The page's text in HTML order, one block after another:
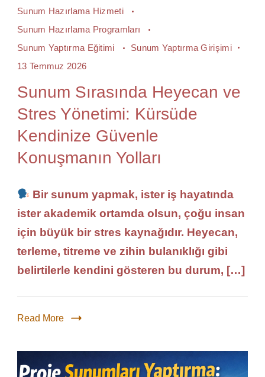
Sunum Hazırlama Hizmeti
Sunum Hazırlama Programları
Sunum Yaptırma Eğitimi
Sunum Yaptırma Girişimi
13 Temmuz 2026
Sunum Sırasında Heyecan ve
Stres Yönetimi: Kürsüde
Kendinize Güvenle
Konuşmanın Yolları
Bir sunum yapmak, ister iş hayatında
ister akademik ortamda olsun, çoğu insan
için büyük bir stres kaynağıdır. Heyecan,
terleme, titreme ve zihin bulanıklığı gibi
belirtilerle kendini gösteren bu durum, […]
Read More